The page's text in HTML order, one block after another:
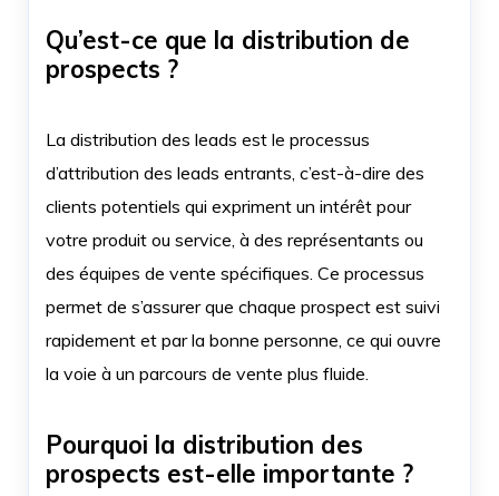
Qu’est-ce que la distribution de
prospects ?
La distribution des leads est le processus
d’attribution des leads entrants, c’est-à-dire des
clients potentiels qui expriment un intérêt pour
votre produit ou service, à des représentants ou
des équipes de vente spécifiques. Ce processus
permet de s’assurer que chaque prospect est suivi
rapidement et par la bonne personne, ce qui ouvre
la voie à un parcours de vente plus fluide.
Pourquoi la distribution des
prospects est-elle importante ?